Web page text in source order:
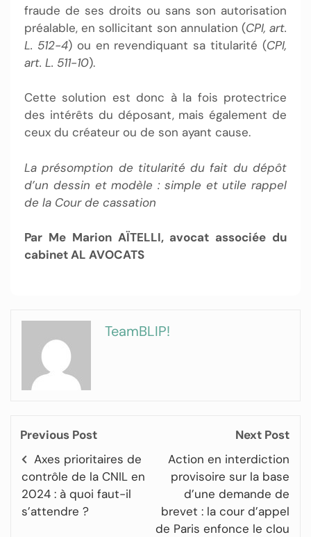
fraude de ses droits ou sans son autorisation
préalable, en sollicitant son annulation (CPI, art.
L. 512-4) ou en revendiquant sa titularité (CPI,
art. L. 511-10).
Cette solution est donc à la fois protectrice
des intérêts du déposant, mais également de
ceux du créateur ou de son ayant cause.
La présomption de titularité du fait du dépôt
d’un dessin et modèle : simple et utile rappel
de la Cour de cassation
Par Me Marion AÏTELLI, avocat associée du
cabinet AL AVOCATS
TeamBLIP!
Previous Post
Axes prioritaires de
contrôle de la CNIL en
2024 : à quoi faut-il
s’attendre ?
Next Post
Action en interdiction
provisoire sur la base
d’une demande de
brevet : la cour d’appel
de Paris enfonce le clou